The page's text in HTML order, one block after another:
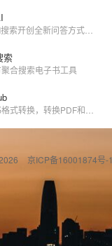
索
合搜索电子书工具
京ICP备16001874号-1